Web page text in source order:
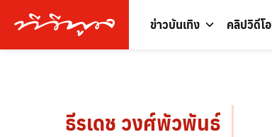
ข่าวบันเทิง คลิปวิดีโอ
ธีรเดช วงศ์พัวพันธ์